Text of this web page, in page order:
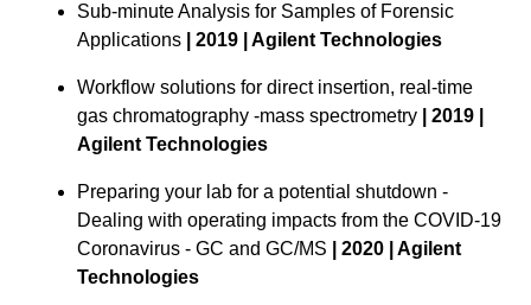
Sub-minute Analysis for Samples of Forensic
Applications
| 2019 | Agilent Technologies
Workflow solutions for direct insertion, real-time
gas chromatography -mass spectrometry
| 2019 |
Agilent Technologies
Preparing your lab for a potential shutdown -
Dealing with operating impacts from the COVID-19
Coronavirus - GC and GC/MS
| 2020 | Agilent
Technologies